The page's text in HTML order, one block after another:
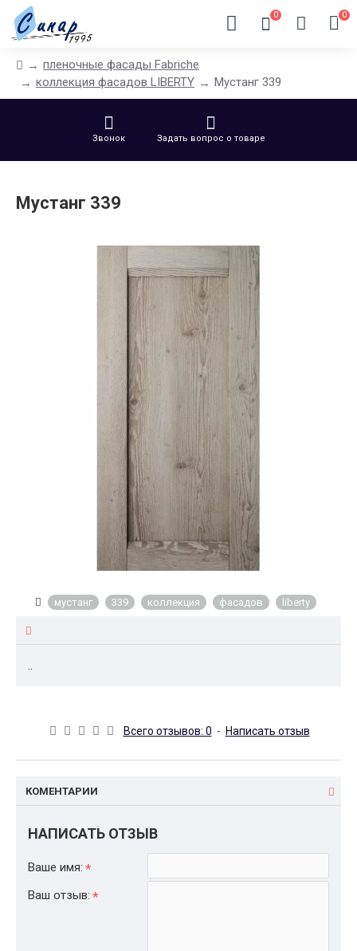
0 0
пленочные фасады Fabriche
коллекция фасадов LIBERTY
Мустанг 339
Звонок Задать вопрос о товаре
Мустанг 339
мустанг 339 коллекция фасадов liberty
..
Всего отзывов: 0 - Написать отзыв
КОМЕНТАРИИ
НАПИСАТЬ ОТЗЫВ
Ваше имя:
Ваш отзыв: